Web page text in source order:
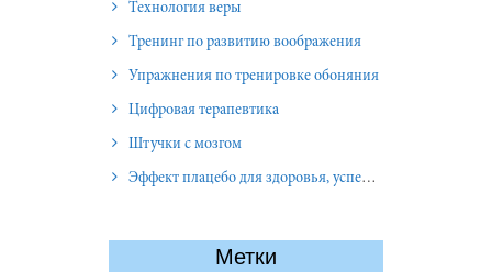
Технология веры
Тренинг по развитию воображения
Упражнения по тренировке обоняния
Цифровая терапевтика
Штучки с мозгом
Эффект плацебо для здоровья, успеха и отношений
Метки